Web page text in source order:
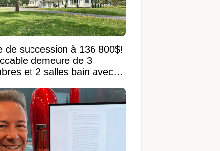
de succession à 136 800$!
demeure de 3
et 2 salles bain avec